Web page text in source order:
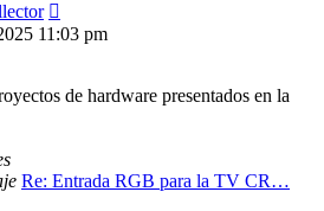
último
mensaje
11:03 pm
de hardware presentados en la
Re: Entrada RGB para la TV CR…